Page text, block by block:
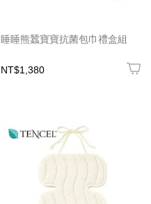
睡睡熊蠶寶寶抗菌包巾禮盒組
NT$1,380